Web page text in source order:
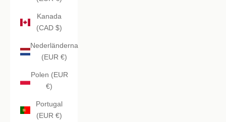
Kanada
(CAD $)
Nederländerna
(EUR €)
Polen (EUR
€)
Portugal
(EUR €)